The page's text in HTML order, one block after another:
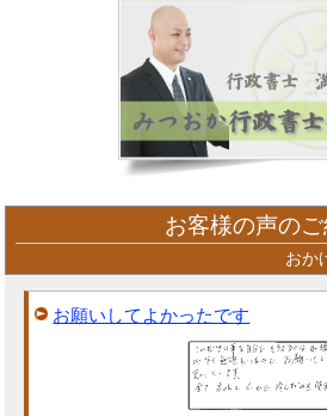
お客様の声の
おか
お願いしてよかったです